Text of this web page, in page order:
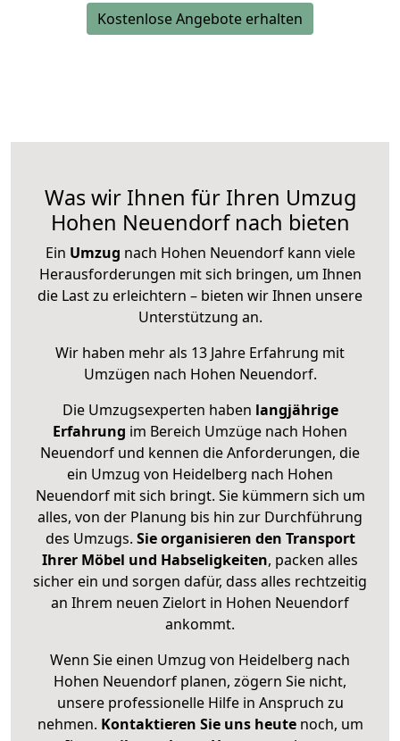
Kostenlose Angebote erhalten
Was wir Ihnen für Ihren Umzug
Hohen Neuendorf nach bieten
Ein Umzug nach Hohen Neuendorf kann viele
Herausforderungen mit sich bringen, um Ihnen
die Last zu erleichtern – bieten wir Ihnen unsere
Unterstützung an.
Wir haben mehr als 13 Jahre Erfahrung mit
Umzügen nach Hohen Neuendorf.
Die Umzugsexperten haben langjährige
Erfahrung im Bereich Umzüge nach Hohen
Neuendorf und kennen die Anforderungen, die
ein Umzug von Heidelberg nach Hohen
Neuendorf mit sich bringt. Sie kümmern sich um
alles, von der Planung bis hin zur Durchführung
des Umzugs. Sie organisieren den Transport
Ihrer Möbel und Habseligkeiten, packen alles
sicher ein und sorgen dafür, dass alles rechtzeitig
an Ihrem neuen Zielort in Hohen Neuendorf
ankommt.
Wenn Sie einen Umzug von Heidelberg nach
Hohen Neuendorf planen, zögern Sie nicht,
unsere professionelle Hilfe in Anspruch zu
nehmen. Kontaktieren Sie uns heutenoch, um